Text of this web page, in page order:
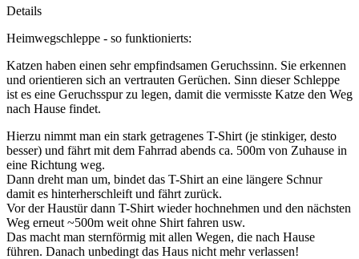
Details
Heimwegschleppe - so funktionierts:
Katzen haben einen sehr empfindsamen Geruchssinn. Sie erkennen
und orientieren sich an vertrauten Gerüchen. Sinn dieser Schleppe
ist es eine Geruchsspur zu legen, damit die vermisste Katze den Weg
nach Hause findet.
Hierzu nimmt man ein stark getragenes T-Shirt (je stinkiger, desto
besser) und fährt mit dem Fahrrad abends ca. 500m von Zuhause in
eine Richtung weg.
Dann dreht man um, bindet das T-Shirt an eine längere Schnur
damit es hinterherschleift und fährt zurück.
Vor der Haustür dann T-Shirt wieder hochnehmen und den nächsten
Weg erneut ~500m weit ohne Shirt fahren usw.
Das macht man sternförmig mit allen Wegen, die nach Hause
führen. Danach unbedingt das Haus nicht mehr verlassen!